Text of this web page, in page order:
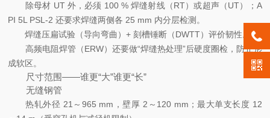
除母材 UT 外，必须 100 % 焊缝射线（RT）或超声（UT）；A
PI 5L PSL-2 还要求焊缝两侧各 25 mm 内分层检测。
焊缝压扁试验（导向弯曲）+ 刻槽锤断（DWTT）评价韧性。
高频电阻焊管（ERW）还要做“焊缝热处理”后硬度圈检，防止形
成软区。
尺寸范围——谁更“大”谁更“长”
无缝钢管
热轧外径 21～965 mm，壁厚 2～120 mm；最大单支长度 12